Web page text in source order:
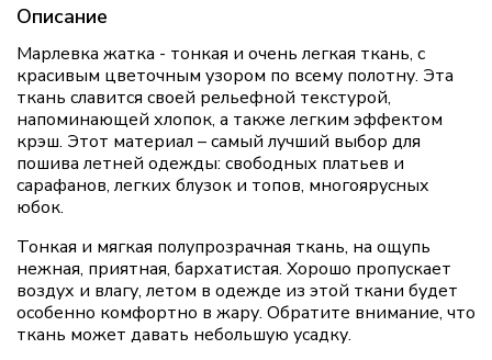
Описание
Марлевка жатка - тонкая и очень легкая ткань, с
красивым цветочным узором по всему полотну. Эта
ткань славится своей рельефной текстурой,
напоминающей хлопок, а также легким эффектом
крэш. Этот материал – самый лучший выбор для
пошива летней одежды: свободных платьев и
сарафанов, легких блузок и топов, многоярусных
юбок.
Тонкая и мягкая полупрозрачная ткань, на ощупь
нежная, приятная, бархатистая. Хорошо пропускает
воздух и влагу, летом в одежде из этой ткани будет
особенно комфортно в жару. Обратите внимание, что
ткань может давать небольшую усадку.